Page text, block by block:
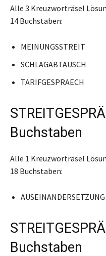
Alle 3 Kreuzworträsel
14 Buchstaben:
MEINUNGSSTREIT
SCHLAGABTAUSCH
TARIFGESPRAECH
Buchstaben
Alle 1 Kreuzworträsel
18 Buchstaben:
AUSEINANDERSETZUNG
Buchstaben